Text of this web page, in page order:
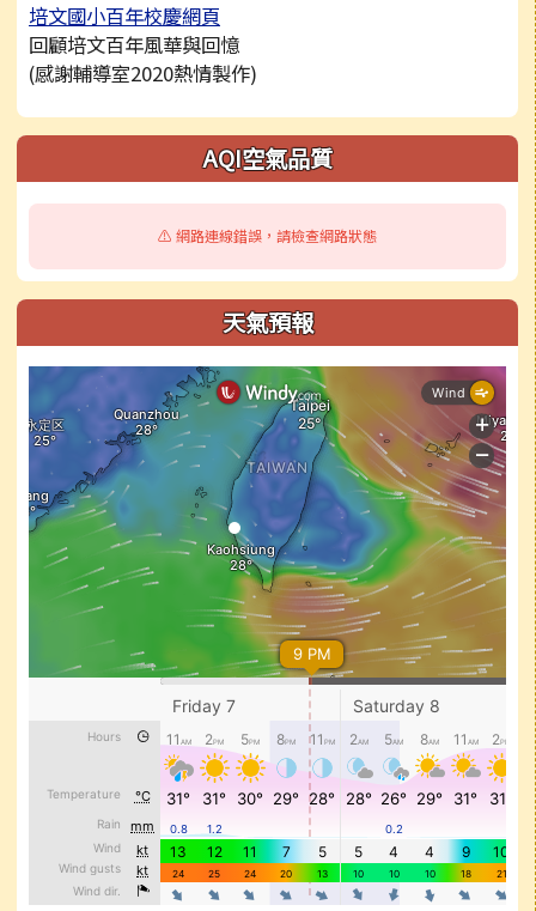
培文國小百年校慶網頁
回顧培文百年風華與回憶
(感謝輔導室2020熱情製作)
右邊區域內容 AQI空氣品質
⚠️ 網路連線錯誤，請檢查網路狀態
天氣預報